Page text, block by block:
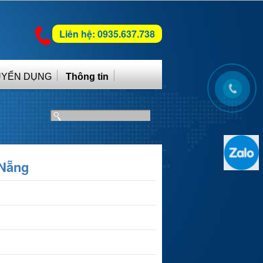
Liên hệ: 0935.637.738
DỤNG Thông tin